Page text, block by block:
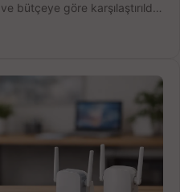
bütçeye göre karşılaştırıldı.